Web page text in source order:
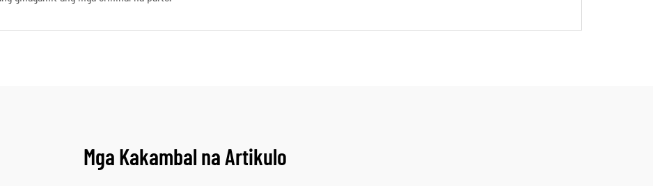
Mga Kakambal na Artikulo